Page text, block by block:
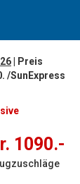
| Preis
/SunExpress
1090.-